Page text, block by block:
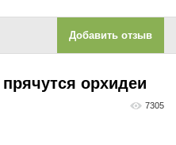
Добавить отзыв
орхидеи
7305